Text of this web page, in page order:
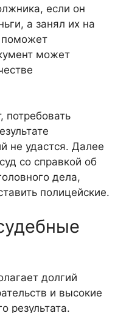
если он
а занял их на
поможет
может
потребовать
не удастся. Далее
со справкой об
дела,
полицейские.
долгий
и высокие
результата.